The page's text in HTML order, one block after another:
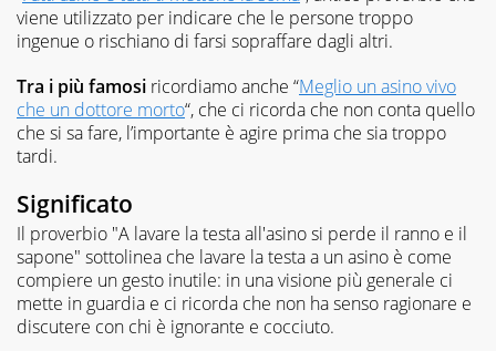
viene utilizzato per indicare che le persone troppo
ingenue o rischiano di farsi sopraffare dagli altri.
Tra i più famosi ricordiamo anche “Meglio un asino vivo
che un dottore morto“, che ci ricorda che non conta quello
che si sa fare, l’importante è agire prima che sia troppo
tardi.
Significato
Il proverbio "A lavare la testa all'asino si perde il ranno e il
sapone" sottolinea che lavare la testa a un asino è come
compiere un gesto inutile: in una visione più generale ci
mette in guardia e ci ricorda che non ha senso ragionare e
discutere con chi è ignorante e cocciuto.